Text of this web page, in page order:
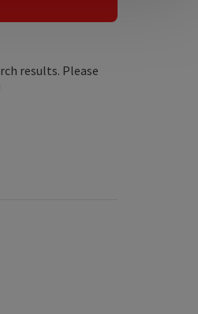
results. Please
Open menu